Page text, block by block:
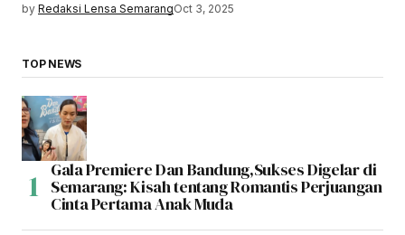
by Redaksi Lensa SemarangOct 3, 2025
TOP NEWS
Gala Premiere Dan Bandung,Sukses Digelar di
Semarang: Kisah tentang Romantis Perjuangan
Cinta Pertama Anak Muda